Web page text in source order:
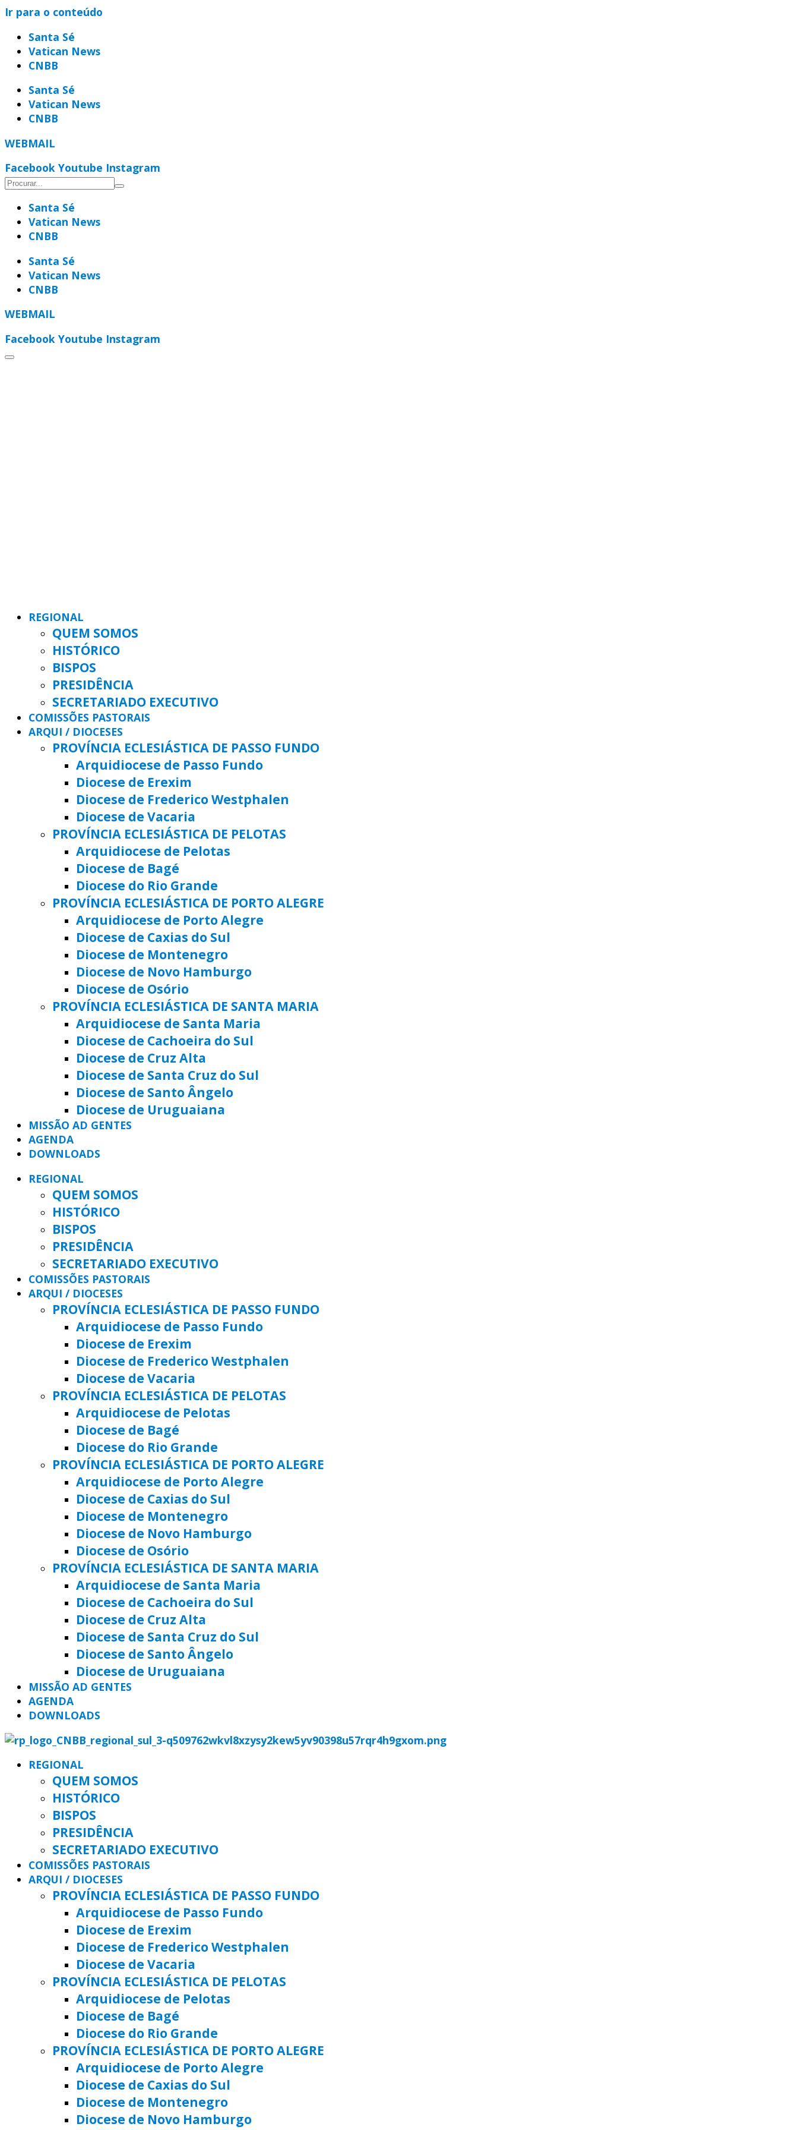
Ir para o conteúdo
Santa Sé
Vatican News
CNBB
Santa Sé
Vatican News
CNBB
WEBMAIL
Facebook Youtube Instagram
Santa Sé
Vatican News
CNBB
Santa Sé
Vatican News
CNBB
WEBMAIL
Facebook Youtube Instagram
REGIONAL
QUEM SOMOS
HISTÓRICO
BISPOS
PRESIDÊNCIA
SECRETARIADO EXECUTIVO
COMISSÕES PASTORAIS
ARQUI / DIOCESES
PROVÍNCIA ECLESIÁSTICA DE PASSO FUNDO
Arquidiocese de Passo Fundo
Diocese de Erexim
Diocese de Frederico Westphalen
Diocese de Vacaria
PROVÍNCIA ECLESIÁSTICA DE PELOTAS
Arquidiocese de Pelotas
Diocese de Bagé
Diocese do Rio Grande
PROVÍNCIA ECLESIÁSTICA DE PORTO ALEGRE
Arquidiocese de Porto Alegre
Diocese de Caxias do Sul
Diocese de Montenegro
Diocese de Novo Hamburgo
Diocese de Osório
PROVÍNCIA ECLESIÁSTICA DE SANTA MARIA
Arquidiocese de Santa Maria
Diocese de Cachoeira do Sul
Diocese de Cruz Alta
Diocese de Santa Cruz do Sul
Diocese de Santo Ângelo
Diocese de Uruguaiana
MISSÃO AD GENTES
AGENDA
DOWNLOADS
REGIONAL
QUEM SOMOS
HISTÓRICO
BISPOS
PRESIDÊNCIA
SECRETARIADO EXECUTIVO
COMISSÕES PASTORAIS
ARQUI / DIOCESES
PROVÍNCIA ECLESIÁSTICA DE PASSO FUNDO
Arquidiocese de Passo Fundo
Diocese de Erexim
Diocese de Frederico Westphalen
Diocese de Vacaria
PROVÍNCIA ECLESIÁSTICA DE PELOTAS
Arquidiocese de Pelotas
Diocese de Bagé
Diocese do Rio Grande
PROVÍNCIA ECLESIÁSTICA DE PORTO ALEGRE
Arquidiocese de Porto Alegre
Diocese de Caxias do Sul
Diocese de Montenegro
Diocese de Novo Hamburgo
Diocese de Osório
PROVÍNCIA ECLESIÁSTICA DE SANTA MARIA
Arquidiocese de Santa Maria
Diocese de Cachoeira do Sul
Diocese de Cruz Alta
Diocese de Santa Cruz do Sul
Diocese de Santo Ângelo
Diocese de Uruguaiana
MISSÃO AD GENTES
AGENDA
DOWNLOADS
REGIONAL
QUEM SOMOS
HISTÓRICO
BISPOS
PRESIDÊNCIA
SECRETARIADO EXECUTIVO
COMISSÕES PASTORAIS
ARQUI / DIOCESES
PROVÍNCIA ECLESIÁSTICA DE PASSO FUNDO
Arquidiocese de Passo Fundo
Diocese de Erexim
Diocese de Frederico Westphalen
Diocese de Vacaria
PROVÍNCIA ECLESIÁSTICA DE PELOTAS
Arquidiocese de Pelotas
Diocese de Bagé
Diocese do Rio Grande
PROVÍNCIA ECLESIÁSTICA DE PORTO ALEGRE
Arquidiocese de Porto Alegre
Diocese de Caxias do Sul
Diocese de Montenegro
Diocese de Novo Hamburgo